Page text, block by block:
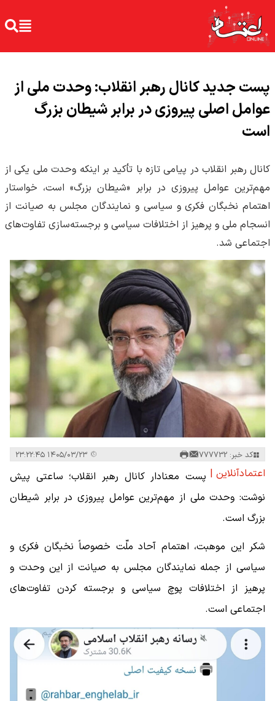
پست جدید کانال رهبر انقلاب: وحدت ملی از
عوامل اصلی پیروزی در برابر شیطان بزرگ
است
کانال رهبر انقلاب در پیامی تازه با تأکید بر اینکه وحدت ملی یکی از
مهم‌ترین عوامل پیروزی در برابر «شیطان بزرگ» است، خواستار
اهتمام نخبگان فکری و سیاسی و نمایندگان مجلس به صیانت از
انسجام ملی و پرهیز از اختلافات سیاسی و برجسته‌سازی تفاوت‌های
اجتماعی شد.
کد خبر: 777732
اعتمادآنلاین | پست معنادار کانال رهبر انقلاب؛ ساعتی پیش
نوشت: وحدت ملی از مهم‌ترین عوامل پیروزی در برابر شیطان
بزرگ است.
شکر این موهبت، اهتمام آحاد ملّت خصوصاً نخبگان فکری و
سیاسی از جمله نمایندگان مجلس به صیانت از این وحدت و
پرهیز از اختلافات پوچ سیاسی و برجسته کردن تفاوت‌های
اجتماعی است.